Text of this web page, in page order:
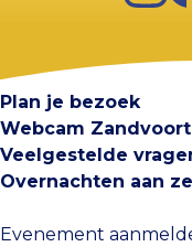
Plan je bezoek
Webcam Zandvoort
Veelgestelde
Overnachten aan
Evenement